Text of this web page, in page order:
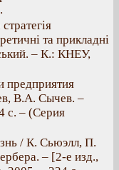
та прикладні
– К.: КНЕУ,
предприятия
В.А. Сычев. –
с. – (Серия
/ К. Сьюэлл, П.
– [2-е изд.,